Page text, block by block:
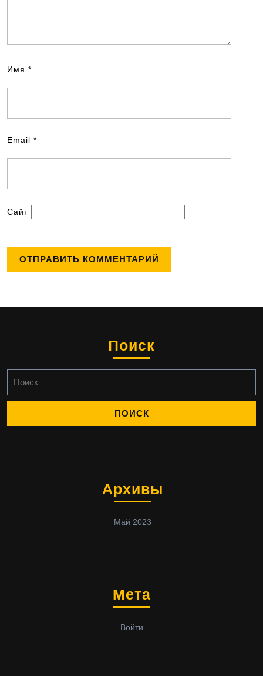
Имя *
Email *
Сайт
Поиск
Архивы
Май 2023
Мета
Войти